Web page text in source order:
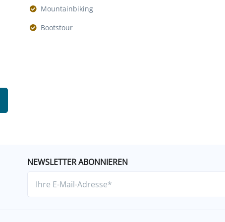
Mountainbiking
Bootstour
NEWSLETTER ABONNIEREN